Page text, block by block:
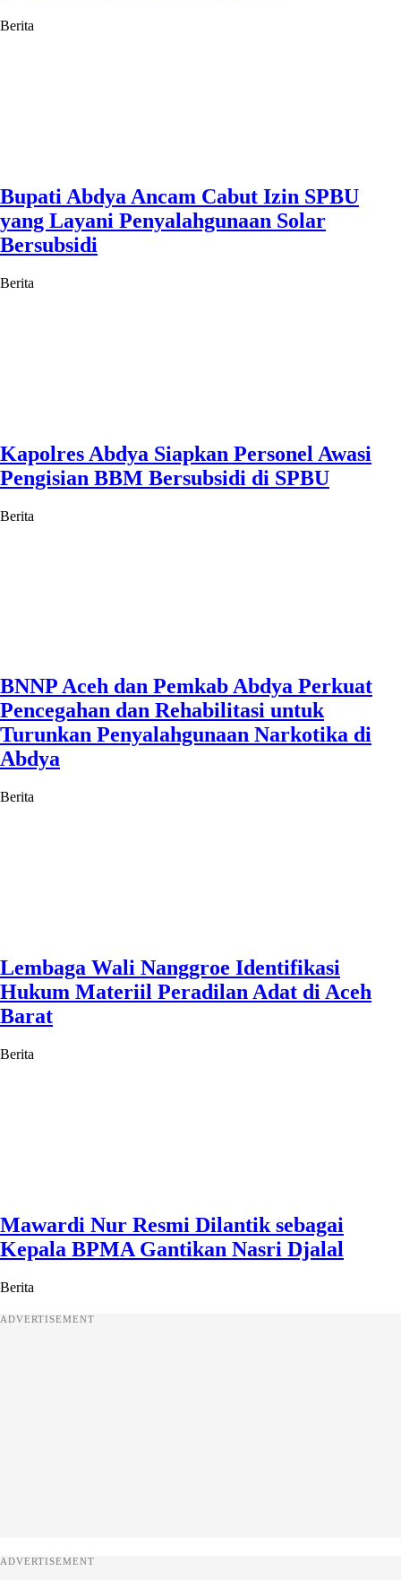
Berita
Bupati Abdya Ancam Cabut Izin SPBU
yang Layani Penyalahgunaan Solar
Bersubsidi
Berita
Kapolres Abdya Siapkan Personel Awasi
Pengisian BBM Bersubsidi di SPBU
Berita
BNNP Aceh dan Pemkab Abdya Perkuat
Pencegahan dan Rehabilitasi untuk
Turunkan Penyalahgunaan Narkotika di
Abdya
Berita
Lembaga Wali Nanggroe Identifikasi
Hukum Materiil Peradilan Adat di Aceh
Barat
Berita
Mawardi Nur Resmi Dilantik sebagai
Kepala BPMA Gantikan Nasri Djalal
Berita
ADVERTISEMENT
ADVERTISEMENT